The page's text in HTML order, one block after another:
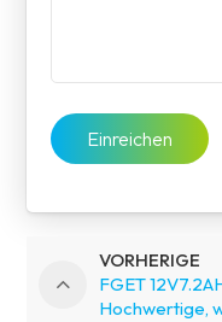
Einreichen
VORHERIGE
FGET
Hochwertige,